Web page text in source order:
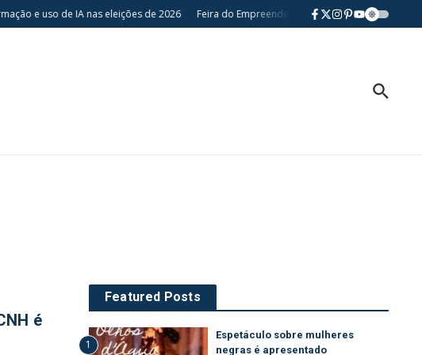
e uso de IA nas eleições de 2026 Feira do Empreendedor retorna a Londrina e
é
Featured Posts
1
Espetáculo sobre mulheres
negras é apresentado